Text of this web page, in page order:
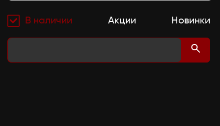
В наличии Акции Новинки